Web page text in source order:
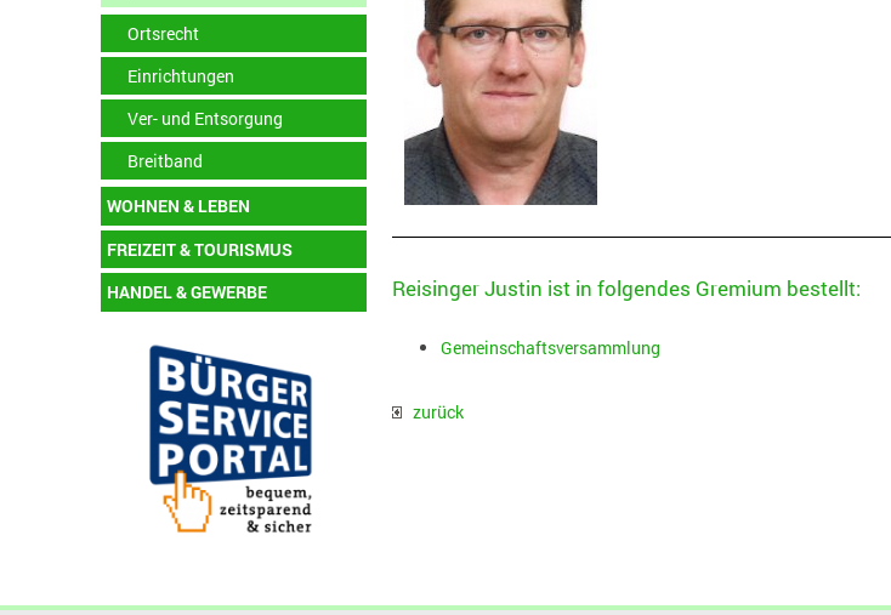
Ortsrecht
Einrichtungen
Ver- und Entsorgung
Breitband
WOHNEN & LEBEN
FREIZEIT & TOURISMUS
HANDEL & GEWERBE
Reisinger Justin ist in folgendes Gremium bestellt:
Gemeinschaftsversammlung
zurück